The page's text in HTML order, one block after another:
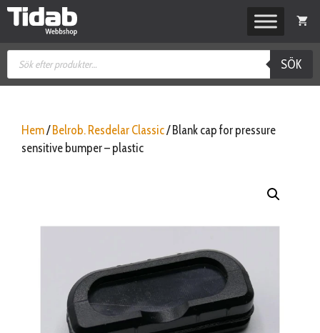
Hoppa
Produktsökning
SÖK
Hem/ Belrob. Resdelar Classic/ Blank cap for pressure
sensitive bumper – plastic